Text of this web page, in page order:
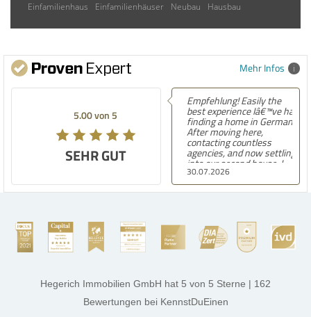
Einfamilienhaus
Einfamilienhäuser Neubau Hausbau
Mehr Infos
5.00 von 5
SEHR GUT
30.07.2026
Empfehlung! Easily the
best experience Iâ€™ve had
finding a home in Germany.
After moving here,
contacting countless
agencies, and now settling
into our second house, I
know firsthand how
challenging and
overwhelming the German
stands out far above the
rest. They made the entire
process smooth,
thanks, and a huge part of
the credit goes to Amelie
Jamrowâ€”she was
exceptionally professional,
Hegerich Immobilien GmbH hat 5 von 5 Sterne | 162
Bewertungen bei KennstDuEinen